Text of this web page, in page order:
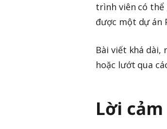
trình viên có thể
được một dự án
Bài viết khá dài,
hoặc lướt qua
Lời